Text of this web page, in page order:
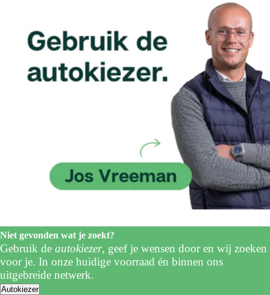
Niet gevonden wat je zoekt?
Gebruik de autokiezer, geef je wensen door en wij zoeken
voor je. In onze huidige voorraad én binnen ons
uitgebreide netwerk.
Autokiezer